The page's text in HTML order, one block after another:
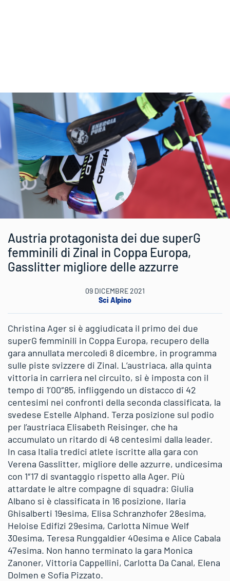
Austria protagonista dei due superG
femminili di Zinal in Coppa Europa,
Gasslitter migliore delle azzurre
09 DICEMBRE 2021
Sci Alpino
Christina Ager si è aggiudicata il primo dei due
superG femminili in Coppa Europa, recupero della
gara annullata mercoledì 8 dicembre, in programma
sulle piste svizzere di Zinal. L’austriaca, alla quinta
vittoria in carriera nel circuito, si è imposta con il
tempo di 1’00″85, infliggendo un distacco di 42
centesimi nei confronti della seconda classificata, la
svedese Estelle Alphand. Terza posizione sul podio
per l’austriaca Elisabeth Reisinger, che ha
accumulato un ritardo di 48 centesimi dalla leader.
In casa Italia tredici atlete iscritte alla gara con
Verena Gasslitter, migliore delle azzurre, undicesima
con 1″17 di svantaggio rispetto alla Ager. Più
attardate le altre compagne di squadra: Giulia
Albano si è classificata in 16 posizione, Ilaria
Ghisalberti 19esima, Elisa Schranzhofer 28esima,
Heloise Edifizi 29esima, Carlotta Nimue Welf
30esima, Teresa Runggaldier 40esima e Alice Cabala
47esima. Non hanno terminato la gara Monica
Zanoner, Vittoria Cappellini, Carlotta Da Canal, Elena
Dolmen e Sofia Pizzato.